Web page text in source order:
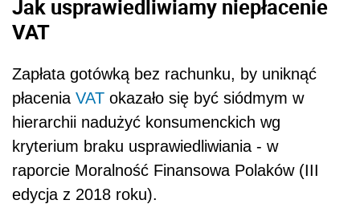
Jak usprawiedliwiamy niepłacenie
VAT
Zapłata gotówką bez rachunku, by uniknąć
płacenia VAT okazało się być siódmym w
hierarchii nadużyć konsumenckich wg
kryterium braku usprawiedliwiania - w
raporcie Moralność Finansowa Polaków (III
edycja z 2018 roku).